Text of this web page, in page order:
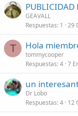
PUBLICIDAD
GEAVALL
Respuestas 1 29
T Hola
tommycooper
Respuestas 4 7
un
Dr Lobo
Respuestas 4 12